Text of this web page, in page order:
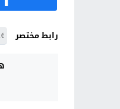
رابط مختصر